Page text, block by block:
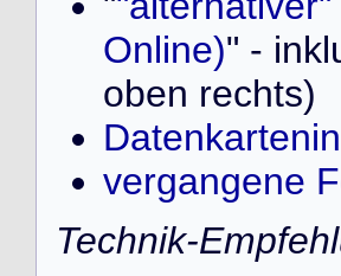
Online)" -
oben rechts)
vergangene
Technik-